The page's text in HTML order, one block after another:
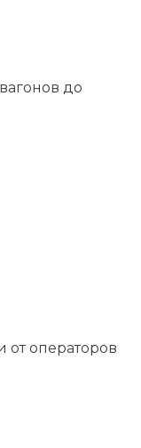
до
от операторов